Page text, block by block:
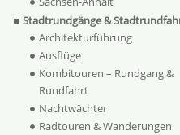
Stadtrundgänge &
Architekturführung
Ausflüge
Kombitouren – Rundgang &
Rundfahrt
Nachtwächter
Radtouren & Wanderungen